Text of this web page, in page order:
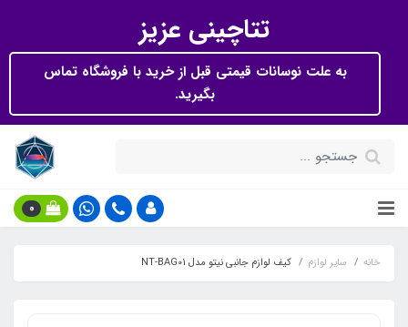
تتاچینی عزیز
به علت نوسانات قیمتی قبل از خرید با فروشگاه تماس
بگیرید.
0
خانه سایر لوازم کیف لوازم جانبی نیتو مدل NT-BAG01